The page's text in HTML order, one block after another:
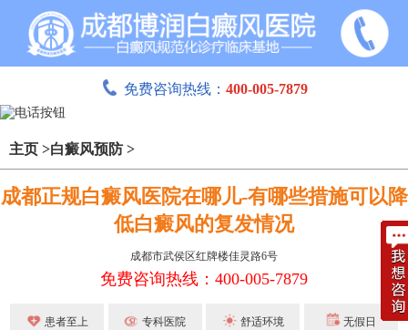
免费咨询热线： 400-005-7879
主页 >白癜风预防 >
成都正规白癜风医院在哪儿-有哪些措施可以降
低白癜风的复发情况
成都市武侯区红牌楼佳灵路6号
免费咨询热线：400-005-7879
患者至上 专科医院 舒适环境 无假日